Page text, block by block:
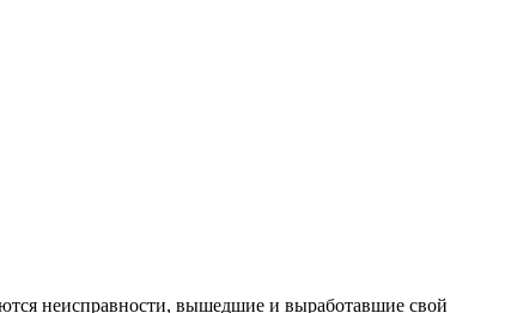
неисправности, вышедшие и выработавшие свой